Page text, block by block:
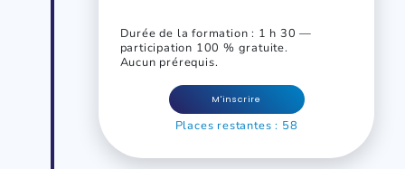
Durée de la formation : 1 h 30 —
participation 100 % gratuite.
Aucun prérequis.
M'inscrire
Places restantes : 58